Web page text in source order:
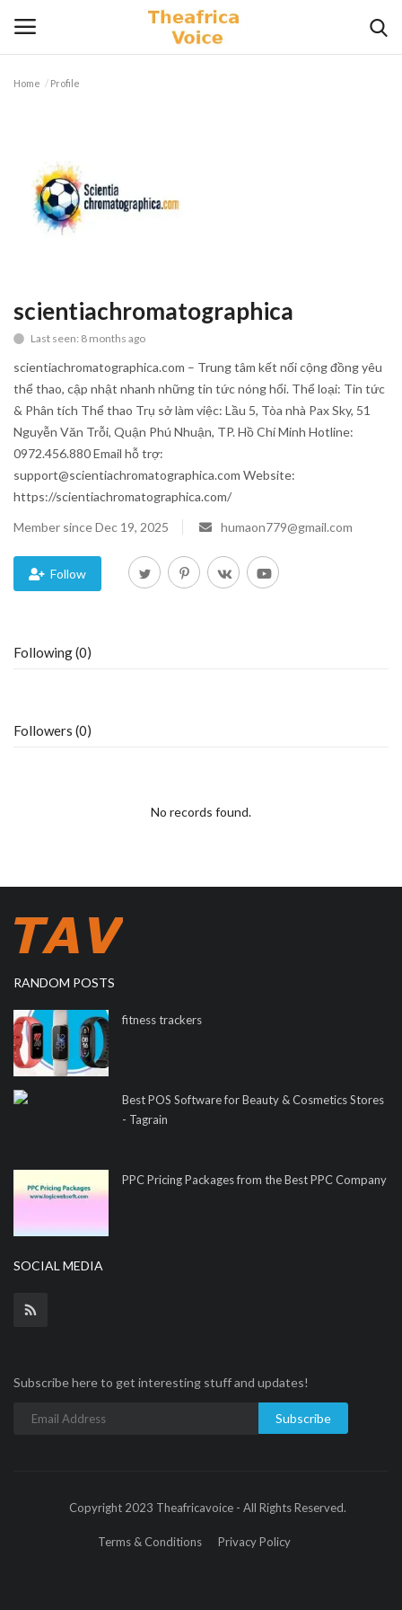
Contact
Lifestyle
Gallery
Blog
Trending
Fashion
Sitemap
Business
Home Profile
scientiachromatographica
Last seen: 8 months ago
scientiachromatographica.com – Trung tâm kết nối cộng đồng yêu
thể thao, cập nhật nhanh những tin tức nóng hổi. Thể loại: Tin tức
& Phân tích Thể thao Trụ sở làm việc: Lầu 5, Tòa nhà Pax Sky, 51
Nguyễn Văn Trỗi, Quận Phú Nhuận, TP. Hồ Chí Minh Hotline:
0972.456.880 Email hỗ trợ:
support@scientiachromatographica.com Website:
https://scientiachromatographica.com/
Member since Dec 19, 2025
humaon779@gmail.com
Follow
Following (0)
Followers (0)
No records found.
RANDOM POSTS
fitness trackers
Best POS Software for Beauty & Cosmetics Stores
- Tagrain
PPC Pricing Packages from the Best PPC Company
SOCIAL MEDIA
Subscribe here to get interesting stuff and updates!
Subscribe
Copyright 2023 Theafricavoice - All Rights Reserved.
Terms & Conditions Privacy Policy